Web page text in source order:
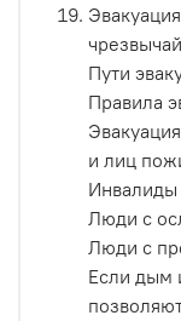
Пути
Правила
и лиц
Инвалиды
Люди с
Люди с
Если дым